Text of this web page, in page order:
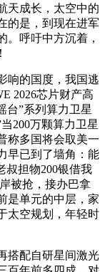
天成长，太空中的
的是，到现在进军
。呼吁中方沉着，
的国度，我国逃
2026芯片财产高
台”系列算力卫星
200万颗算力卫星
称多国将会取美一
早已到了墙角：能
叔担物200银借我
被抢，接办巴拿
是单元的中层，家
太空规划，年轻时
配自研星间激光